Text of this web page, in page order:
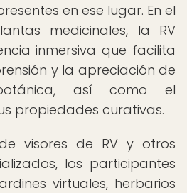
en ese lugar. En el
medicinales, la RV
inmersiva que facilita
y la apreciación de
así como el
propiedades curativas.
visores de RV y otros
los participantes
virtuales, herbarios